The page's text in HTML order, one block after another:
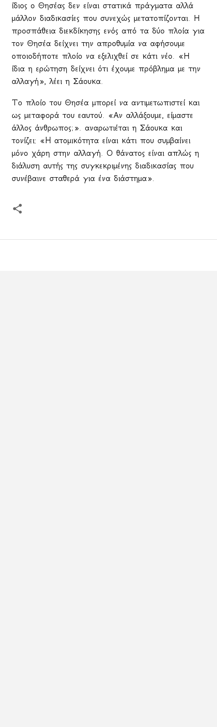
ίδιος ο Θησέας δεν είναι στατικά πράγματα αλλά
μάλλον διαδικασίες που συνεχώς μετατοπίζονται. Η
προσπάθεια διεκδίκησης ενός από τα δύο πλοία για
τον Θησέα δείχνει την απροθυμία να αφήσουμε
οποιοδήποτε πλοίο να εξελιχθεί σε κάτι νέο. «Η
ίδια η ερώτηση δείχνει ότι έχουμε πρόβλημα με την
αλλαγή», λέει η Σάουκα.
Το πλοίο του Θησέα μπορεί να αντιμετωπιστεί και
ως μεταφορά του εαυτού. «Αν αλλάξουμε, είμαστε
άλλος άνθρωπος;». αναρωτιέται η Σάουκα και
τονίζει: «H ατομικότητα είναι κάτι που συμβαίνει
μόνο χάρη στην αλλαγή. Ο θάνατος είναι απλώς η
διάλυση αυτής της συγκεκριμένης διαδικασίας που
συνέβαινε σταθερά για ένα διάστημα».